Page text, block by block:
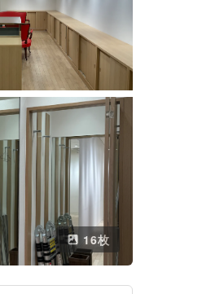
16枚